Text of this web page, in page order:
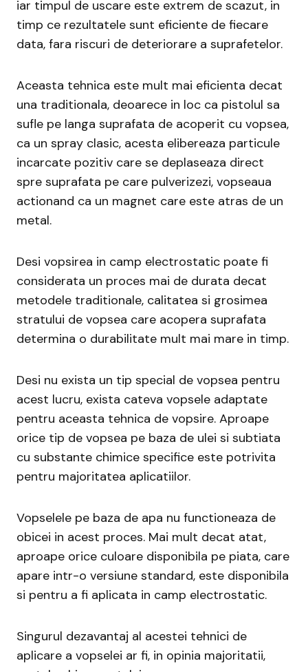
iar timpul de uscare este extrem de scazut, in
timp ce rezultatele sunt eficiente de fiecare
data, fara riscuri de deteriorare a suprafetelor.
Aceasta tehnica este mult mai eficienta decat
una traditionala, deoarece in loc ca pistolul sa
sufle pe langa suprafata de acoperit cu vopsea,
ca un spray clasic, acesta elibereaza particule
incarcate pozitiv care se deplaseaza direct
spre suprafata pe care pulverizezi, vopseaua
actionand ca un magnet care este atras de un
metal.
Desi vopsirea in camp electrostatic poate fi
considerata un proces mai de durata decat
metodele traditionale, calitatea si grosimea
stratului de vopsea care acopera suprafata
determina o durabilitate mult mai mare in timp.
Desi nu exista un tip special de vopsea pentru
acest lucru, exista cateva vopsele adaptate
pentru aceasta tehnica de vopsire. Aproape
orice tip de vopsea pe baza de ulei si subtiata
cu substante chimice specifice este potrivita
pentru majoritatea aplicatiilor.
Vopselele pe baza de apa nu functioneaza de
obicei in acest proces. Mai mult decat atat,
aproape orice culoare disponibila pe piata, care
apare intr-o versiune standard, este disponibila
si pentru a fi aplicata in camp electrostatic.
Singurul dezavantaj al acestei tehnici de
aplicare a vopselei ar fi, in opinia majoritatii,